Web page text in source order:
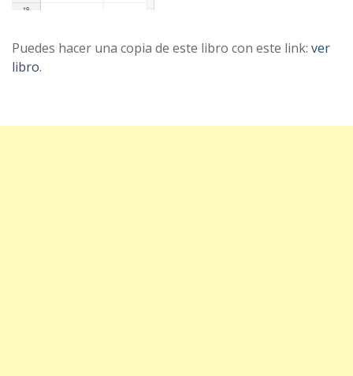
Puedes hacer una copia de este libro con este link: ver
libro.